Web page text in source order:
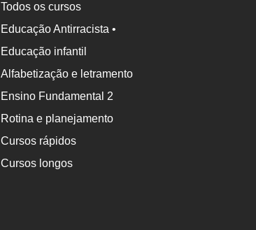
Todos os cursos
Educação Antirracista •
Educação infantil
Alfabetização e letramento
Ensino Fundamental 2
Rotina e planejamento
Cursos rápidos
Cursos longos